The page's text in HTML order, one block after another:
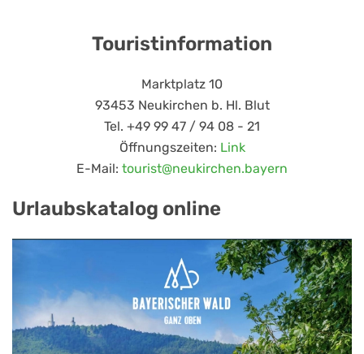
Touristinformation
Marktplatz 10
93453 Neukirchen b. Hl. Blut
Tel. +49 99 47 / 94 08 - 21
Öffnungszeiten: Link
E-Mail: tourist@neukirchen.bayern
Urlaubskatalog online